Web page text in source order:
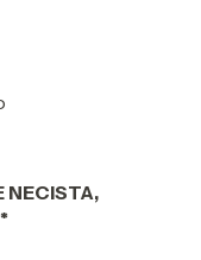
NECISTA,